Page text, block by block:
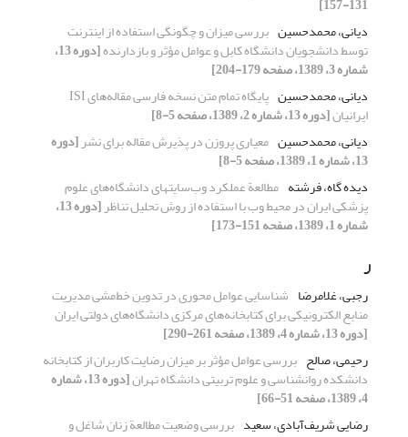
دیانی، محمدحسین بررسی میزان و چگونگی استفاده از اینترنت
توسط دانشجویان دانشگاه کابل و عوامل مؤثر و بازدارنده [دوره 13،
شماره 3، 1389، صفحه 179-204]
دیانی، محمدحسین
پایگاه تمام متن نسخه فارسی مقاله‌‌های ISI
ایرانیان[دوره 13، شماره 2، 1389، صفحه 5-8]
دیانی، محمدحسین معیاری پروزن در پذیرش مقاله برای نشر[دوره
13، شماره 1، 1389، صفحه 5-8]
دیده گاه، فرشته مطالعة عملکرد وب‌سایتهای‌ دانشگاه‌های علوم
پزشکی ایران در محیط وب با استفاده از روش تحلیل تناظر [دوره 13،
شماره 1، 1389، صفحه 151-173]
ر
رجبی، غلامرضا شناسایی عوامل محوری در تدوین خط‌مشی مدیریت
منابع الکترونیکی برای کتابخانه‌های مرکزی دانشگاه‌های دولتی ایران
[دوره 13، شماره 4، 1389، صفحه 261-290]
رحیمی، صالح بررسی عوامل مؤثر بر میزان رضایت کاربران از کتابخانه
دانشکده روانشناسی و علوم تربیتی دانشگاه تهران [دوره 13، شماره
4، 1389، صفحه 51-66]
رضایی شریف‌آبادی، سعید بررسی وضعیت مطالعة زنان شاغل و